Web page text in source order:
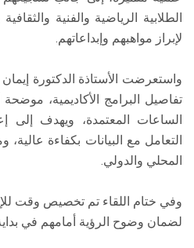
الطلابية الرياضية والفنية
لإبراز مواهبهم وإبداعاتهم.
واستعرضت الأستاذة الدكتورة
تفاصيل البرامج الأكاديمية،
الساعات المعتمدة، ويهدف إلى
التعامل مع البيانات بكفاءة
المحلي والدولي.
وفي ختام اللقاء تم تخصيص وقت
لضمان وضوح الرؤية أمامهم في